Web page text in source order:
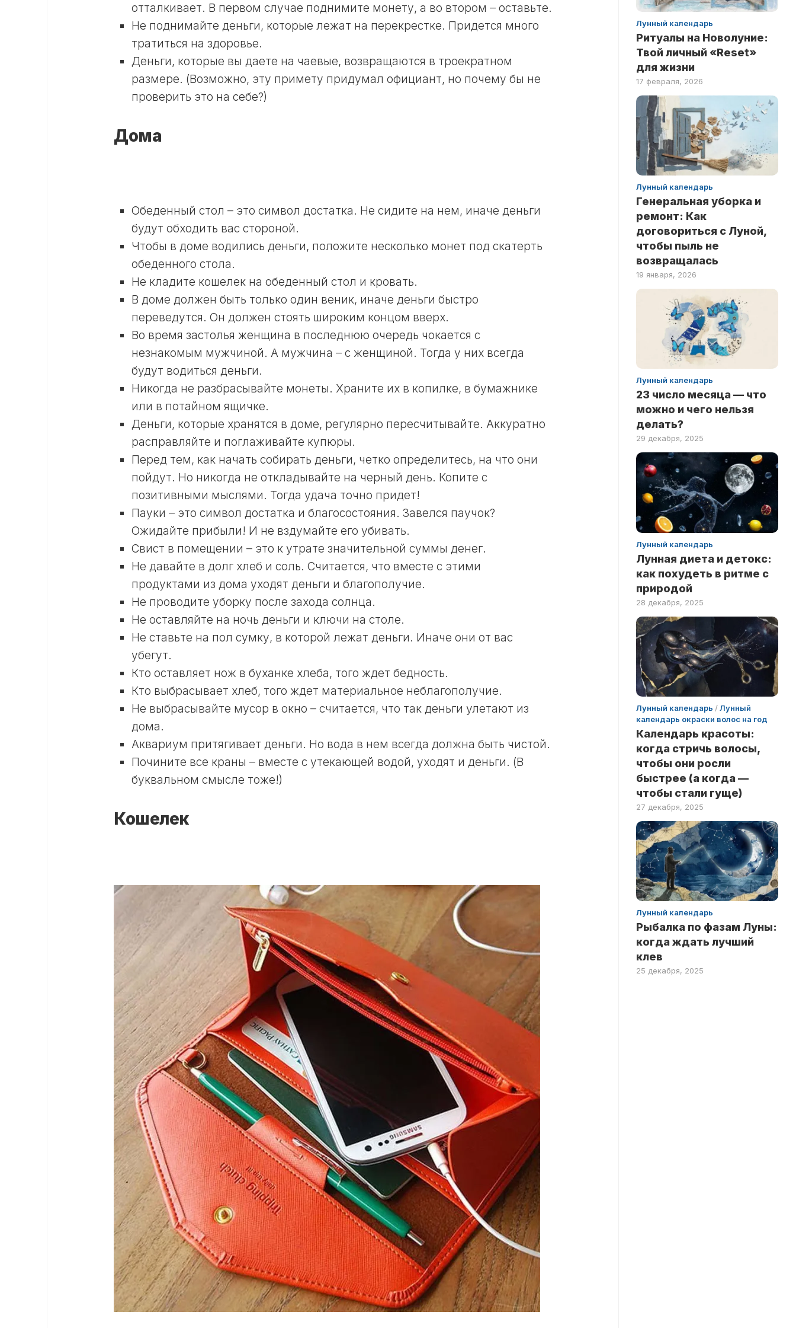
ЛУННЫЙ
ДЕНЬ
ЛУННЫЙ
ДЕНЬ
19
ЛУННЫЙ
ЛУННЫЙ
ДЕНЬ
ЛУННЫЙ
ДЕНЬ
ЛУННЫЙ
ДЕНЬ
25
26
ЛУННЫЙ
ДЕНЬ
27
ДЕНЬ
28
ЛУННЫЙ
29
ЛУННЫЙ
ДЕНЬ
30
ЛУННЫЙ
И
ОГОРОДНИКА
ЛУННЫЙ
КАЛЕНДАРЬ
СТРИЖЕК
В
КАЛЕНДАРЬ
СТРИЖЕК
В
НЕДЕЛЮ
отталкивает. В первом случае поднимите монету, а во втором – оставьте.
Не поднимайте деньги, которые лежат на перекрестке. Придется много
тратиться на здоровье.
Деньги, которые вы даете на чаевые, возвращаются в троекратном
размере. (Возможно, эту примету придумал официант, но почему бы не
проверить это на себе?)
Дома
Обеденный стол – это символ достатка. Не сидите на нем, иначе деньги
будут обходить вас стороной.
Чтобы в доме водились деньги, положите несколько монет под скатерть
обеденного стола.
Не кладите кошелек на обеденный стол и кровать.
В доме должен быть только один веник, иначе деньги быстро
переведутся. Он должен стоять широким концом вверх.
Во время застолья женщина в последнюю очередь чокается с
незнакомым мужчиной. А мужчина – с женщиной. Тогда у них всегда
будут водиться деньги.
Никогда не разбрасывайте монеты. Храните их в копилке, в бумажнике
или в потайном ящичке.
Деньги, которые хранятся в доме, регулярно пересчитывайте. Аккуратно
расправляйте и поглаживайте купюры.
Перед тем, как начать собирать деньги, четко определитесь, на что они
пойдут. Но никогда не откладывайте на черный день. Копите с
позитивными мыслями. Тогда удача точно придет!
Пауки – это символ достатка и благосостояния. Завелся паучок?
Ожидайте прибыли! И не вздумайте его убивать.
Свист в помещении – это к утрате значительной суммы денег.
Не давайте в долг хлеб и соль. Считается, что вместе с этими
продуктами из дома уходят деньги и благополучие.
Не проводите уборку после захода солнца.
Не оставляйте на ночь деньги и ключи на столе.
Не ставьте на пол сумку, в которой лежат деньги. Иначе они от вас
убегут.
Кто оставляет нож в буханке хлеба, того ждет бедность.
Кто выбрасывает хлеб, того ждет материальное неблагополучие.
Не выбрасывайте мусор в окно – считается, что так деньги улетают из
дома.
Аквариум притягивает деньги. Но вода в нем всегда должна быть чистой.
Почините все краны – вместе с утекающей водой, уходят и деньги. (В
буквальном смысле тоже!)
Кошелек
Лунный календарь
Ритуалы на Новолуние:
Твой личный «Reset»
для жизни
17 февраля, 2026
Лунный календарь
Генеральная уборка и
ремонт: Как
договориться с Луной,
чтобы пыль не
возвращалась
19 января, 2026
Лунный календарь
23 число месяца — что
можно и чего нельзя
делать?
29 декабря, 2025
Лунный календарь
Лунная диета и детокс:
как похудеть в ритме с
природой
28 декабря, 2025
Лунный календарь /Лунный
календарь окраски волос на год
Календарь красоты:
когда стричь волосы,
чтобы они росли
быстрее (а когда —
чтобы стали гуще)
27 декабря, 2025
Лунный календарь
Рыбалка по фазам Луны:
когда ждать лучший
клев
25 декабря, 2025